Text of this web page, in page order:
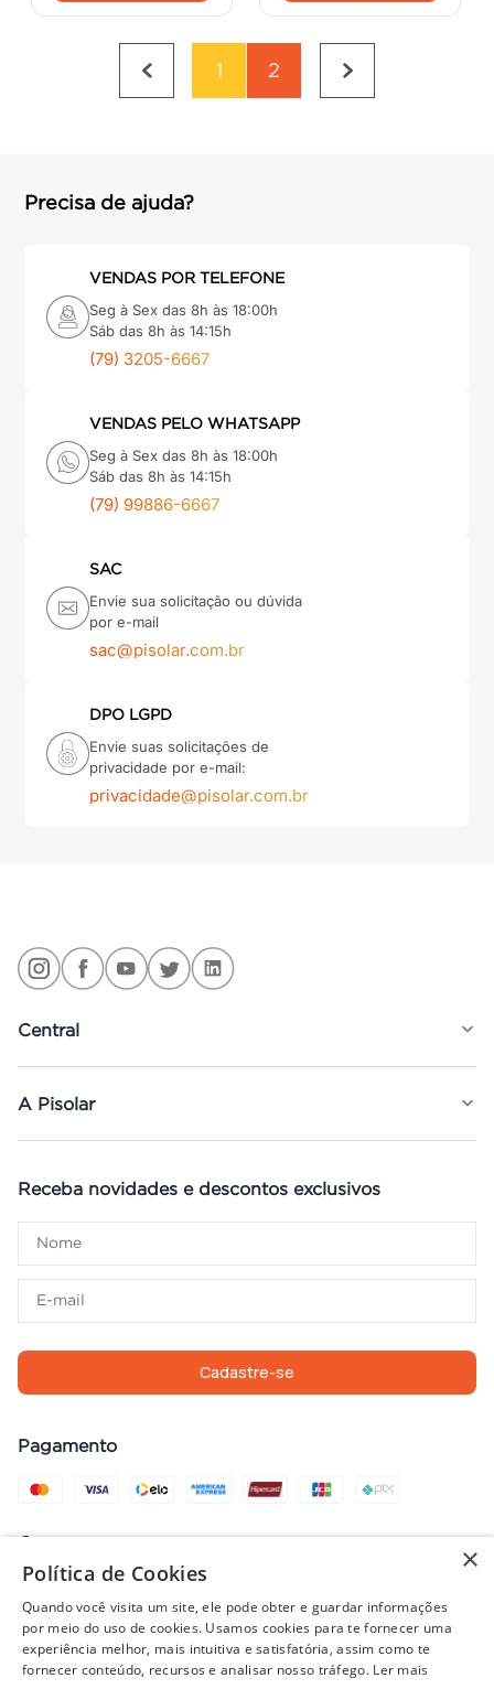
1 2
Precisa de ajuda?
VENDAS POR TELEFONE
Seg à Sex das 8h às 18:00h
Sáb das 8h às 14:15h
(79) 3205-6667
VENDAS PELO WHATSAPP
Seg à Sex das 8h às 18:00h
Sáb das 8h às 14:15h
(79) 99886-6667
SAC
Envie sua solicitação ou dúvida
por e-mail
sac@pisolar.com.br
DPO LGPD
Envie suas solicitações de
privacidade por e-mail:
privacidade@pisolar.com.br
Central
A Pisolar
Receba novidades e descontos exclusivos
Cadastre-se
Pagamento
Compra com segurança
Preços, promoções, condições de pagamento e frete válidos apenas
para compras no site. Em caso de divergência, prevalece o valor do
×
Política de Cookies
Quando você visita um site, ele pode obter e guardar informações
por meio do uso de cookies. Usamos cookies para te fornecer uma
experiência melhor, mais intuitiva e satisfatória, assim como te
fornecer conteúdo, recursos e analisar nosso tráfego. Ler mais